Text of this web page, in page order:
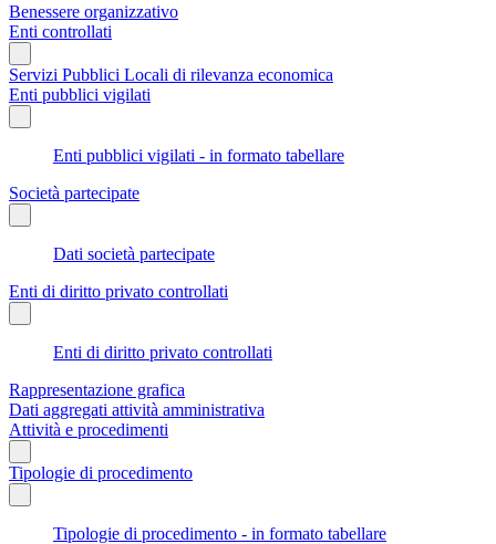
Benessere organizzativo
Enti controllati
Servizi Pubblici Locali di rilevanza economica
Enti pubblici vigilati
Enti pubblici vigilati - in formato tabellare
Società partecipate
Dati società partecipate
Enti di diritto privato controllati
Enti di diritto privato controllati
Rappresentazione grafica
Dati aggregati attività amministrativa
Attività e procedimenti
Tipologie di procedimento
Tipologie di procedimento - in formato tabellare